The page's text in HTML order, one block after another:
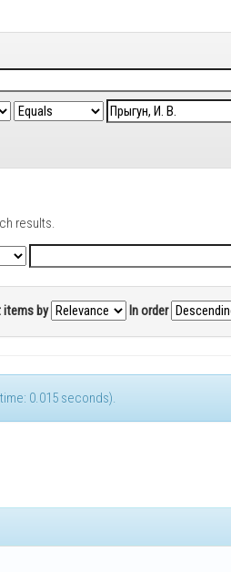
results.
items by In order
0.015 seconds).